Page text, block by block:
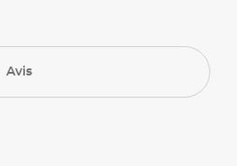
Avis